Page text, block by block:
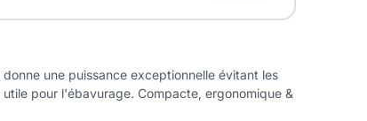
une puissance exceptionnelle évitant les
pour l'ébavurage. Compacte, ergonomique &